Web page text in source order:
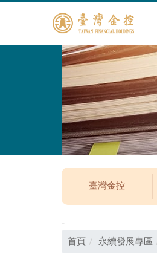
臺灣金控
首頁 永續發展專區